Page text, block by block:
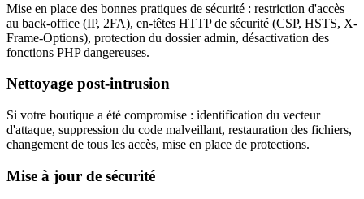
Mise en place des bonnes pratiques de sécurité : restriction d'accès
au back-office (IP, 2FA), en-têtes HTTP de sécurité (CSP, HSTS, X-
Frame-Options), protection du dossier admin, désactivation des
fonctions PHP dangereuses.
Nettoyage post-intrusion
Si votre boutique a été compromise : identification du vecteur
d'attaque, suppression du code malveillant, restauration des fichiers,
changement de tous les accès, mise en place de protections.
Mise à jour de sécurité